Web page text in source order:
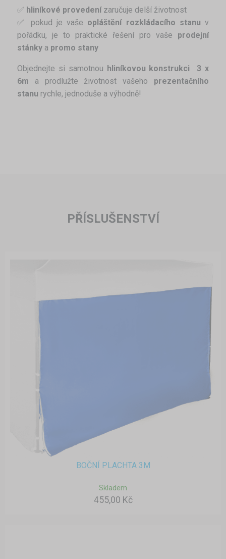
✅ hliníkové provedenízaručuje delší životnost
✅ pokud je vaše opláštění rozkládacího stanu v
pořádku, je to praktické řešení pro vaše prodejní
stánky a promo stany
Objednejte si samotnou hliníkovou konstrukci
3 x
6m a prodlužte životnost vašeho prezentačního
stanu rychle, jednoduše a výhodně!
PŘÍSLUŠENSTVÍ
BOČNÍ PLACHTA 3M
Skladem
455,00 Kč